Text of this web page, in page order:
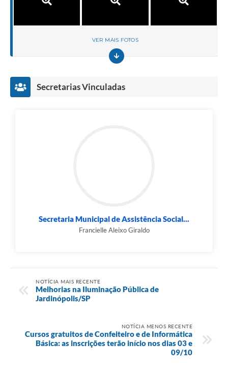
VER MAIS FOTOS
Secretarias Vinculadas
Secretaria Municipal de Assistência Social...
Francielle Aleixo Giraldo
NOTÍCIA MAIS RECENTE
Melhorias na Iluminação Pública de
Jardinópolis/SP
NOTÍCIA MENOS RECENTE
Cursos gratuitos de Confeiteiro e de Informática
Básica: as inscrições terão início nos dias 03 e
09/10